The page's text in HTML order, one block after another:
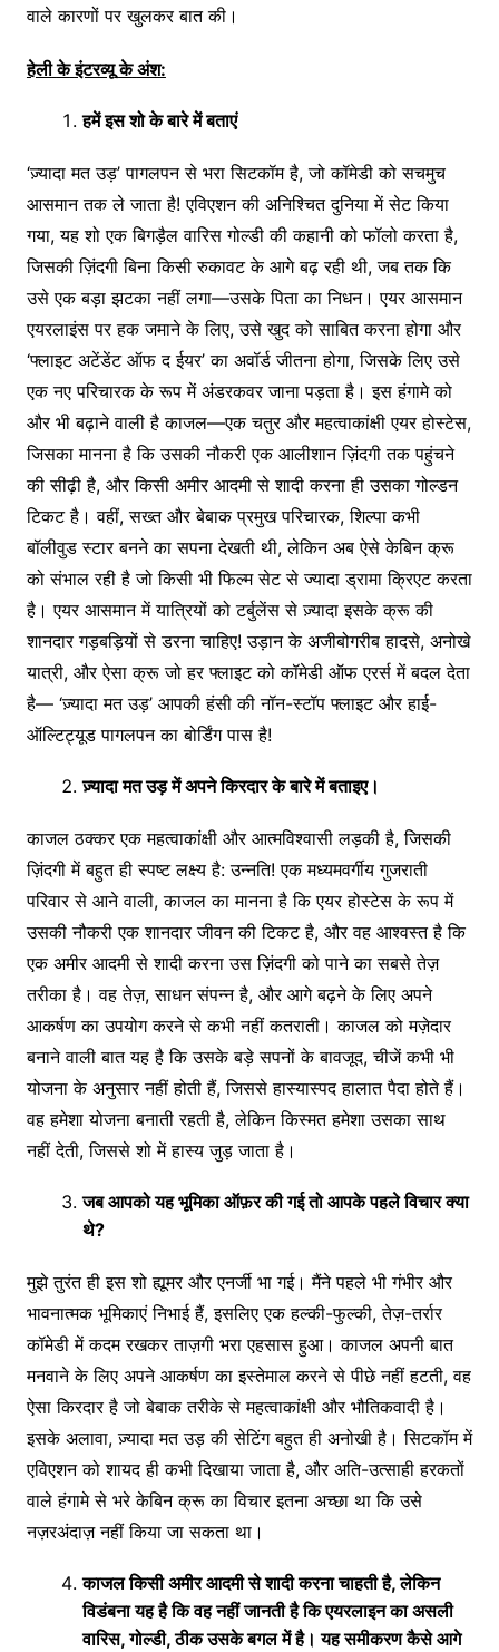
वाले कारणों पर खुलकर बात की।
हेली के इंटरव्यू के अंश:
हमें इस शो के बारे में बताएं
‘ज़्यादा मत उड़’ पागलपन से भरा सिटकॉम है, जो कॉमेडी को सचमुच
आसमान तक ले जाता है! एविएशन की अनिश्चित दुनिया में सेट किया
गया, यह शो एक बिगड़ैल वारिस गोल्डी की कहानी को फॉलो करता है,
जिसकी ज़िंदगी बिना किसी रुकावट के आगे बढ़ रही थी, जब तक कि
उसे एक बड़ा झटका नहीं लगा—उसके पिता का निधन। एयर आसमान
एयरलाइंस पर हक जमाने के लिए, उसे खुद को साबित करना होगा और
‘फ्लाइट अटेंडेंट ऑफ द ईयर’ का अवॉर्ड जीतना होगा, जिसके लिए उसे
एक नए परिचारक के रूप में अंडरकवर जाना पड़ता है। इस हंगामे को
और भी बढ़ाने वाली है काजल—एक चतुर और महत्वाकांक्षी एयर होस्टेस,
जिसका मानना है कि उसकी नौकरी एक आलीशान ज़िंदगी तक पहुंचने
की सीढ़ी है, और किसी अमीर आदमी से शादी करना ही उसका गोल्डन
टिकट है। वहीं, सख्त और बेबाक प्रमुख परिचारक, शिल्पा कभी
बॉलीवुड स्टार बनने का सपना देखती थी, लेकिन अब ऐसे केबिन क्रू
को संभाल रही है जो किसी भी फिल्म सेट से ज्यादा ड्रामा क्रिएट करता
है। एयर आसमान में यात्रियों को टर्बुलेंस से ज़्यादा इसके क्रू की
शानदार गड़बड़ियों से डरना चाहिए! उड़ान के अजीबोगरीब हादसे, अनोखे
यात्री, और ऐसा क्रू जो हर फ्लाइट को कॉमेडी ऑफ एरर्स में बदल देता
है— ‘ज़्यादा मत उड़’ आपकी हंसी की नॉन-स्टॉप फ्लाइट और हाई-
ऑल्टिट्यूड पागलपन का बोर्डिंग पास है!
ज़्यादा मत उड़ में अपने किरदार के बारे में बताइए।
काजल ठक्कर एक महत्वाकांक्षी और आत्मविश्वासी लड़की है, जिसकी
ज़िंदगी में बहुत ही स्पष्ट लक्ष्य है: उन्नति! एक मध्यमवर्गीय गुजराती
परिवार से आने वाली, काजल का मानना है कि एयर होस्टेस के रूप में
उसकी नौकरी एक शानदार जीवन की टिकट है, और वह आश्वस्त है कि
एक अमीर आदमी से शादी करना उस ज़िंदगी को पाने का सबसे तेज़
तरीका है। वह तेज़, साधन संपन्न है, और आगे बढ़ने के लिए अपने
आकर्षण का उपयोग करने से कभी नहीं कतराती। काजल को मज़ेदार
बनाने वाली बात यह है कि उसके बड़े सपनों के बावजूद, चीजें कभी भी
योजना के अनुसार नहीं होती हैं, जिससे हास्यास्पद हालात पैदा होते हैं।
वह हमेशा योजना बनाती रहती है, लेकिन किस्मत हमेशा उसका साथ
नहीं देती, जिससे शो में हास्य जुड़ जाता है।
जब आपको यह भूमिका ऑफ़र की गई तो आपके पहले विचार क्या
थे?
मुझे तुरंत ही इस शो ह्यूमर और एनर्जी भा गई। मैंने पहले भी गंभीर और
भावनात्मक भूमिकाएं निभाई हैं, इसलिए एक हल्की-फुल्की, तेज़-तर्रार
कॉमेडी में कदम रखकर ताज़गी भरा एहसास हुआ। काजल अपनी बात
मनवाने के लिए अपने आकर्षण का इस्तेमाल करने से पीछे नहीं हटती, वह
ऐसा किरदार है जो बेबाक तरीके से महत्वाकांक्षी और भौतिकवादी है।
इसके अलावा, ज़्यादा मत उड़ की सेटिंग बहुत ही अनोखी है। सिटकॉम में
एविएशन को शायद ही कभी दिखाया जाता है, और अति-उत्साही हरकतों
वाले हंगामे से भरे केबिन क्रू का विचार इतना अच्छा था कि उसे
नज़रअंदाज़ नहीं किया जा सकता था।
काजल किसी अमीर आदमी से शादी करना चाहती है,लेकिन
विडंबना यह है कि वह नहीं जानती है कि एयरलाइन का असली
वारिस,गोल्डी,ठीक उसके बगल में है। यह समीकरण कैसे आगे